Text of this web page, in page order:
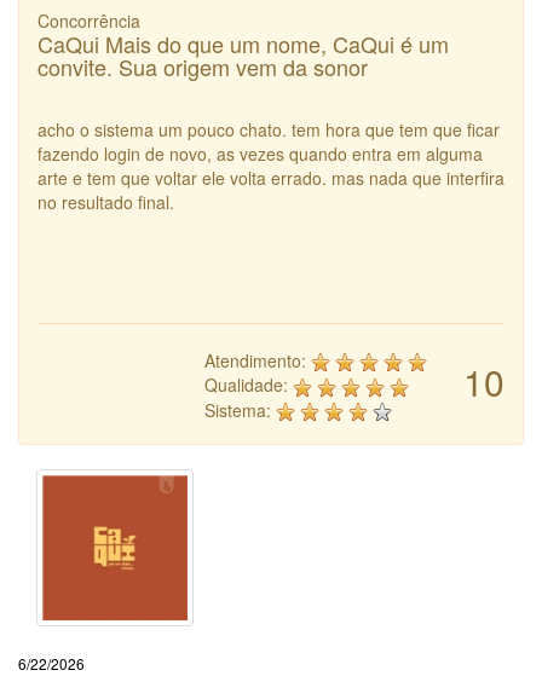
Concorrência
CaQui Mais do que um nome, CaQui é um
convite. Sua origem vem da sonor
acho o sistema um pouco chato. tem hora que tem que ficar
fazendo login de novo, as vezes quando entra em alguma
arte e tem que voltar ele volta errado. mas nada que interfira
no resultado final.
10
Atendimento:
Qualidade:
Sistema:
6/22/2026